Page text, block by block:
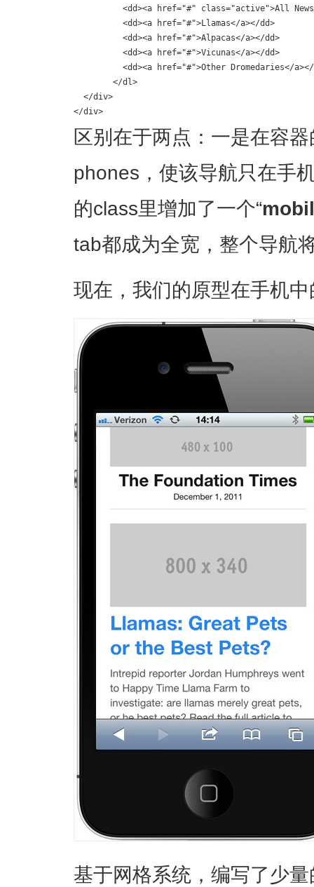
  </div>
</div>
区别在于两点：一是在容
phones，使该导航只在手
的class里增加了一个“
tab都成为全宽，整个导航
现在，我们的原型在手机
基于网格系统，编写了少